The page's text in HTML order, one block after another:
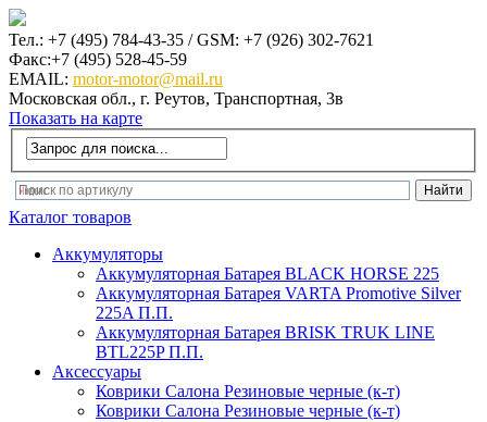
Тел.: +7 (495) 784-43-35 / GSM: +7 (926) 302-7621
Факс:+7 (495) 528-45-59
EMAIL: motor-motor@mail.ru
Московская обл., г. Реутов, Транспортная, 3в
Показать на карте
Каталог товаров
Аккумуляторы
Аккумуляторная Батарея BLACK HORSE 225
Аккумуляторная Батарея VARTA Promotive Silver
225A П.П.
Аккумуляторная Батарея BRISK TRUK LINE
BTL225P П.П.
Аксеcсуары
Коврики Салона Резиновые черные (к-т)
Коврики Салона Резиновые черные (к-т)